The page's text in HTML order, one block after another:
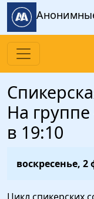
Перейти к
На
в 19:10
воскресенье, 2